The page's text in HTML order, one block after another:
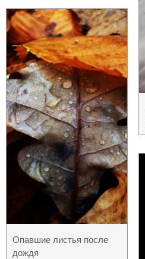
Опавшие листья после
дождя